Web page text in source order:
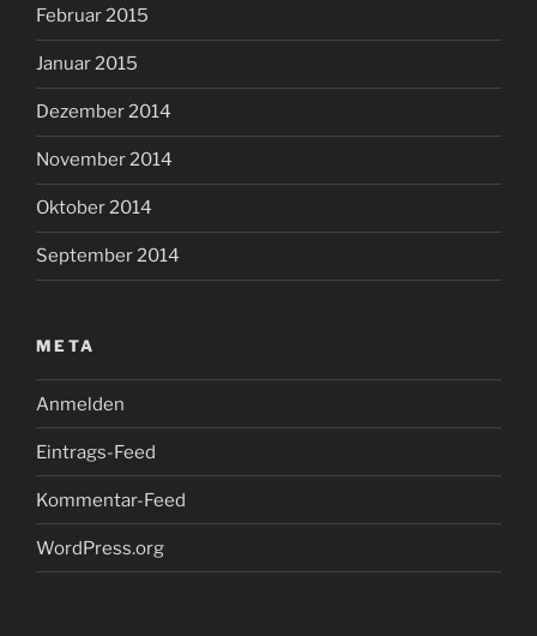
Februar 2015
Januar 2015
Dezember 2014
November 2014
Oktober 2014
September 2014
META
Anmelden
Eintrags-Feed
Kommentar-Feed
WordPress.org